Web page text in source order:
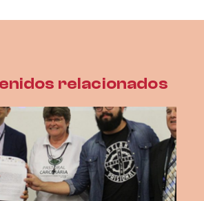
relacionados